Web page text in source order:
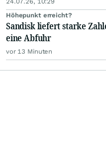
Höhepunkt erreicht?
Sandisk liefert starke
eine Abfuhr
vor 13 Minuten